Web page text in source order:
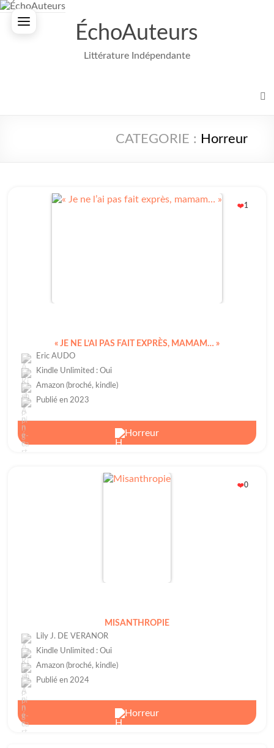
Aller
ÉchoAuteurs
Littérature Indépendante
CATEGORIE : Horreur
❤️1
« JE NE L’AI PAS FAIT EXPRÈS, MAMAM… »
Eric AUDO
Kindle Unlimited : Oui
Amazon (broché, kindle)
Publié en 2023
Horreur
❤️0
MISANTHROPIE
Lily J. DE VERANOR
Kindle Unlimited : Oui
Amazon (broché, kindle)
Publié en 2024
Horreur